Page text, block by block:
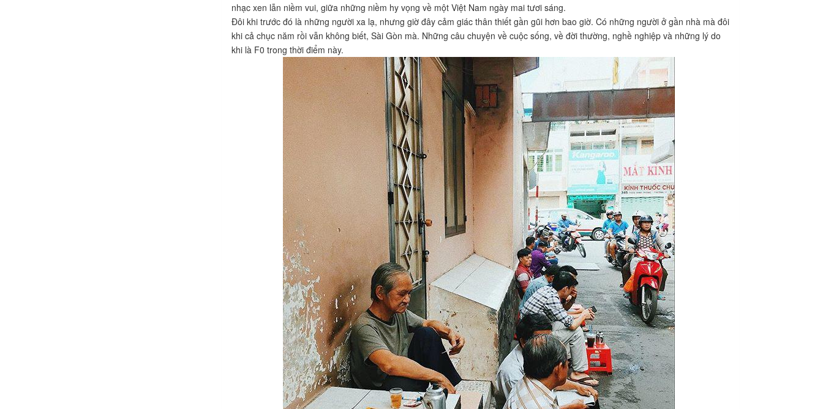
nhạc xen lẫn niềm vui, giữa những niềm hy vọng về một Việt Nam ngày mai tươi sáng.
Đôi khi trước đó là những người xa lạ, nhưng giờ đây cảm giác thân thiết gần gũi hơn bao giờ. Có những người ở gần nhà mà đôi
khi cả chục năm rồi vẫn không biết, Sài Gòn mà. Những câu chuyện về cuộc sống, về đời thường, nghề nghiệp và những lý do
khi là F0 trong thời điểm này.